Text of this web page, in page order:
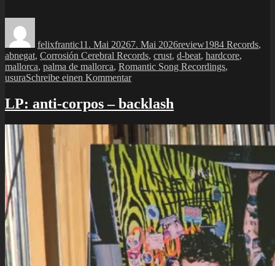
felixfrantic11. Mai 20267. Mai 2026review1984 Records,
abnegat, Corrosión Cerebral Records, crust, d-beat, hardcore,
mallorca, palma de mallorca, Romantic Song Recordings,
usuraSchreibe einen Kommentarzu
usura
–
LP: anti-corpos – backlash